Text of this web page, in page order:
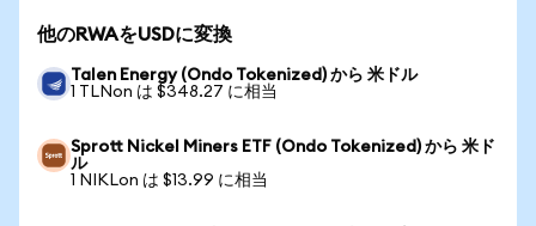
他のRWAをUSDに変換
Talen Energy (Ondo Tokenized) から 米ドル
1 TLNon は $348.27 に相当
Sprott Nickel Miners ETF (Ondo Tokenized) から 米ド
ル
1 NIKLon は $13.99 に相当